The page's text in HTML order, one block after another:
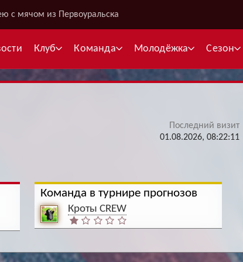
с мячом из Первоуральска
Клуб Команда
Межсезонье
Суперлига
Telegram
Молодёжка
Межсезонье
Сезон
Последний визит
01.08.2026, 08:22:11
Команда в турнире прогнозов
Кроты CREW